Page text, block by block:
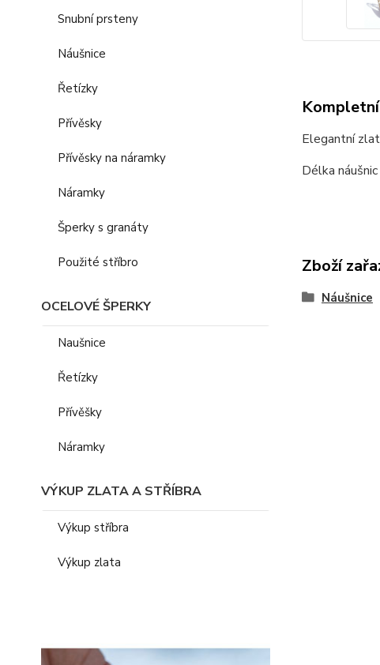
Snubní prsteny
Náušnice
Řetízky
Přívěsky
Přívěsky na náramky
Náramky
Šperky s granáty
Použité stříbro
OCELOVÉ ŠPERKY
Naušnice
Řetízky
Přívěšky
Náramky
VÝKUP ZLATA A STŘÍBRA
Výkup stříbra
Výkup zlata
Elegantní
Délka
Zboží
Náušnice